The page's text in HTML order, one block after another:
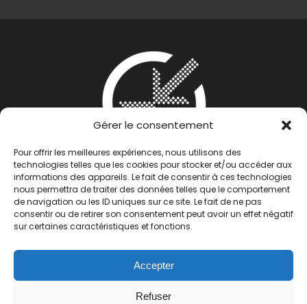
Gérer le consentement
Pour offrir les meilleures expériences, nous utilisons des
technologies telles que les cookies pour stocker et/ou accéder aux
informations des appareils. Le fait de consentir à ces technologies
nous permettra de traiter des données telles que le comportement
de navigation ou les ID uniques sur ce site. Le fait de ne pas
consentir ou de retirer son consentement peut avoir un effet négatif
sur certaines caractéristiques et fonctions.
Accepter
Refuser